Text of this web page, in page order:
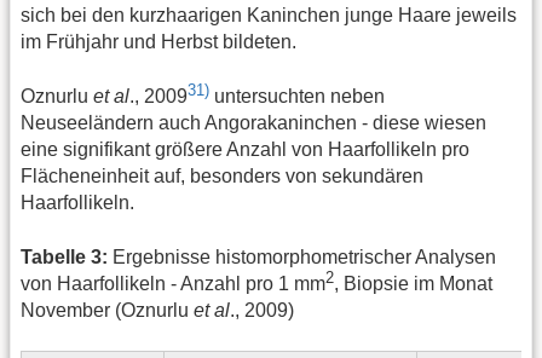
sich bei den kurzhaarigen Kaninchen junge Haare jeweils
im Frühjahr und Herbst bildeten.
Oznurlu et al., 200931) untersuchten neben
Neuseeländern auch Angorakaninchen - diese wiesen
eine signifikant größere Anzahl von Haarfollikeln pro
Flächeneinheit auf, besonders von sekundären
Haarfollikeln.
Tabelle 3: Ergebnisse histomorphometrischer Analysen
von Haarfollikeln - Anzahl pro 1 mm2, Biopsie im Monat
November (Oznurlu et al., 2009)